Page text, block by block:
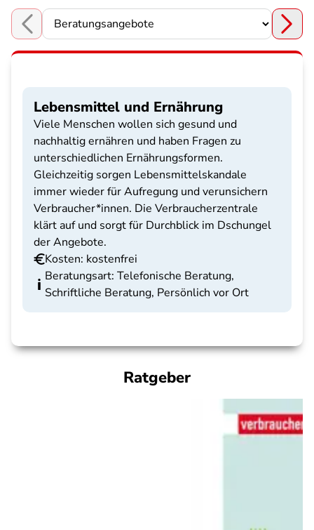
Choose a section
Lebensmittel und Ernährung
Viele Menschen wollen sich gesund und
nachhaltig ernähren und haben Fragen zu
unterschiedlichen Ernährungsformen.
Gleichzeitig sorgen Lebensmittelskandale
immer wieder für Aufregung und verunsichern
Verbraucher*innen. Die Verbraucherzentrale
klärt auf und sorgt für Durchblick im Dschungel
der Angebote.
Kosten: kostenfrei
Beratungsart: Telefonische Beratung,
Schriftliche Beratung, Persönlich vor Ort
Ratgeber